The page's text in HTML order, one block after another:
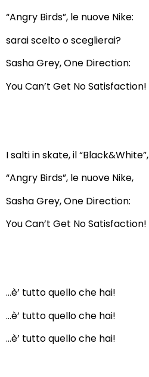
“Angry Birds”, le nuove Nike:
sarai scelto o sceglierai?
Sasha Grey, One Direction:
You Can’t Get No Satisfaction!
I salti in skate, il “Black&White”,
“Angry Birds”, le nuove Nike,
Sasha Grey, One Direction:
You Can’t Get No Satisfaction!
…è’ tutto quello che hai!
…è’ tutto quello che hai!
…è’ tutto quello che hai!